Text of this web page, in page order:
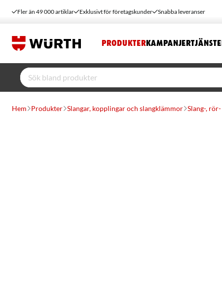
Fler än 49 000 artiklar Exklusivt för företagskunder Snabba leveranser
PRODUKTER KAMPANJER
Hem Produkter Slangar, kopplingar och slangklämmor Slang-,